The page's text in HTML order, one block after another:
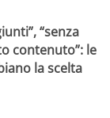
“senza
contenuto”: le
la scelta